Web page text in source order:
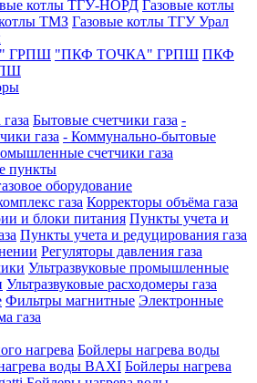
котлы ТГУ-НОРД Газовые котлы
ТМЗ Газовые котлы ТГУ Урал
ГРПШ "ПКФ ТОЧКА" ГРПШ ПКФ
Бытовые счетчики газа -
газа - Коммунально-бытовые
счетчики газа
пункты
оборудование
газа Корректоры объёма газа
и блоки питания Пункты учета и
Пункты учета и редуцирования газа
Регуляторы давления газа
Ультразвуковые промышленные
Ультразвуковые расходомеры газа
Фильтры магнитные Электронные
газа
нагрева Бойлеры нагрева воды
воды BAXI Бойлеры нагрева